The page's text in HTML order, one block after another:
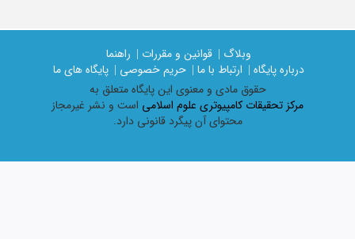
وبلاگ | قوانین و مقررات |
راهنما
درباره پایگاه |
ارتباط با ما | حریم خصوصی |
پایگاه های ما
حقوق مادی و معنوی اين پايگاه متعلق به
مرکز تحقیقات کامپیوتری علوم اسلامی است و نشر غیرمجاز
محتوای آن پیگرد قانونی دارد.